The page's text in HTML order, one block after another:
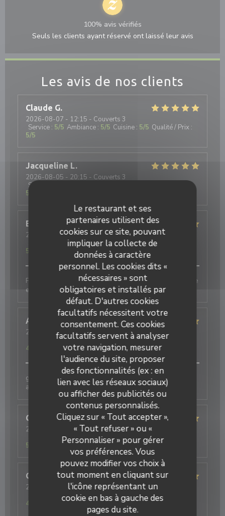
Le restaurant et ses
partenaires utilisent des
cookies sur ce site, pouvant
impliquer la collecte de
données à caractère
personnel. Les cookies dits «
nécessaires » sont
obligatoires et installés par
défaut. D'autres cookies
facultatifs nécessitent votre
consentement. Ces cookies
facultatifs servent à analyser
votre navigation, mesurer
l'audience du site, proposer
des fonctionnalités (ex : en
lien avec les réseaux sociaux)
ou afficher des publicités ou
contenus personnalisés.
Cliquez sur « Tout accepter »,
« Tout refuser » ou «
Personnaliser » pour gérer
vos préférences. Vous
pouvez modifier vos choix à
tout moment en cliquant sur
l'icône représentant un
cookie en bas à gauche des
pages du site.
Les avis de nos clients
Claude G
2026-08-07 - 12:15 - Couverts 3
Service : 5/5 Ambiance : 5/5 Cuisine : 5/5 Qualité / Prix :
5/5
Jacqueline L
2026-08-05 - 20:15 - Couverts 3
Service
5
Eric
2026-08-06- 20:00 - Couverts 1
Ambiance:5 /5 Cuisine:5/5 Qualité / Prix
5
Produits de qualité, cuisine fine et originale. Une belle
expérience
Annie
2026-08-05- 12:30 - Couverts 2
5/5 Ambiance :5/5 Cuisine :5/5 Qualité / Prix
4
galettes originales et délicieuses , bien
accompagnées par le cidre
Christelle B
2026-07-25
- 20:15 - Couverts 4
/5 Ambiance: 5/5 Cuisine: 5 /5 Qualité / Prix
5
Guillaume D
2026-08-04
- 12:45 - Couverts 5
/5 Ambiance: 5/5 Cuisine:5/5 Qualité / Prix
4
100% avis vérifiés
Seuls les clients ayant réservé ont laissé leur avis